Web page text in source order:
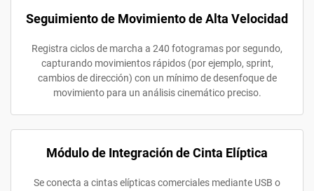
Seguimiento de Movimiento de Alta Velocidad
Registra ciclos de marcha a 240 fotogramas por segundo,
capturando movimientos rápidos (por ejemplo, sprint,
cambios de dirección) con un mínimo de desenfoque de
movimiento para un análisis cinemático preciso.
Módulo de Integración de Cinta Elíptica
Se conecta a cintas elípticas comerciales mediante USB o